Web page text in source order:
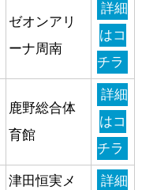
ゼオンアリ
ーナ周南
詳細
はコ
チラ
鹿野総合体
育館
詳細
はコ
チラ
津田恒実メ
詳細